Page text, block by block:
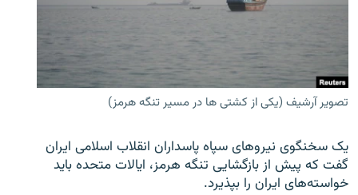
تصویر آرشیف (یکی از کشتی ها در مسیر تنگه هرمز)
یک سخنگوی نیروهای سپاه پاسداران انقلاب اسلامی ایران
گفت که پیش از بازگشایی تنگه هرمز، ایالات متحده باید
خواسته‌های ایران را بپذیرد.